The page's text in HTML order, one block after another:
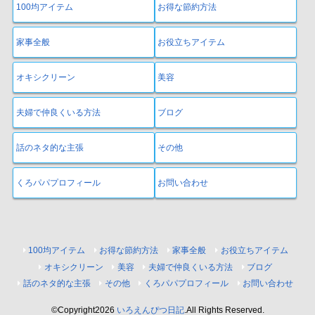
100均アイテム お得な節約方法
家事全般 お役立ちアイテム
オキシクリーン 美容
夫婦で仲良くいる方法 ブログ
話のネタ的な主張 その他
くろパパプロフィール お問い合わせ
100均アイテム お得な節約方法 家事全般
お役立ちアイテム
オキシクリーン
美容 夫婦で仲良くいる方法
ブログ
話のネタ的な主張
その他 くろパパプロフィール お問い合わせ
©Copyright2026 いろえんぴつ日記.All Rights Reserved.